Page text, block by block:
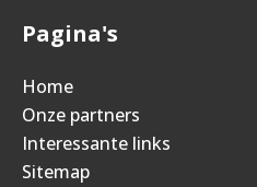
Pagina's
Home
Onze partners
Interessante links
Sitemap